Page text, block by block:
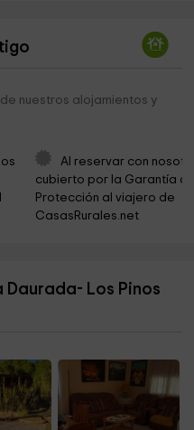
1,1 km
6,8 km
7,3 km
nuestros alojamientos y
Al reservar con
cubierto por la Garantía
Protección al viajero de
CasasRurales.net
Daurada- Los Pinos